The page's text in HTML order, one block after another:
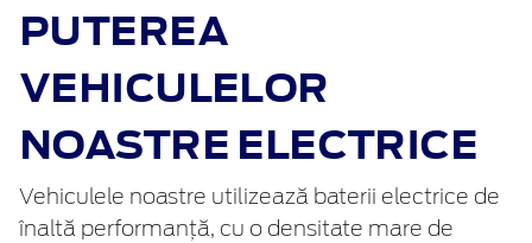
PUTEREA
VEHICULELOR
NOASTRE ELECTRICE
Vehiculele noastre utilizează baterii electrice de
înaltă performanță, cu o densitate mare de